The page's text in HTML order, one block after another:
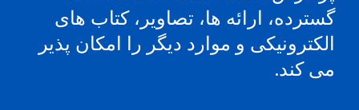
گسترده، ارائه ها، تصاویر، کتاب های
الکترونیکی و موارد دیگر را امکان پذیر
می کند.